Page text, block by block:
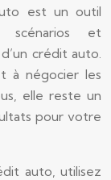
est un outil
scénarios et
crédit auto.
à négocier les
elle reste un
pour votre
auto, utilisez